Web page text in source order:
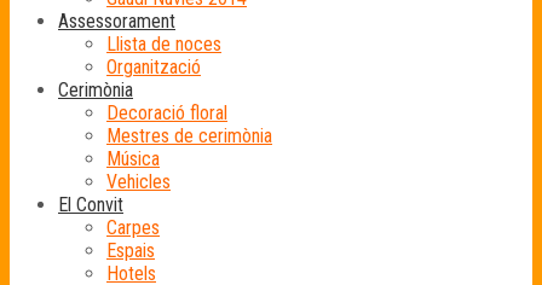
Assessorament
Llista de noces
Organització
Cerimònia
Decoració floral
Mestres de cerimònia
Música
Vehicles
El Convit
Carpes
Espais
Hotels